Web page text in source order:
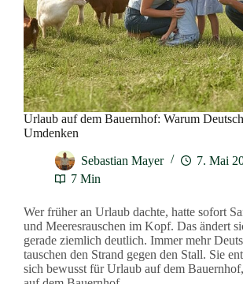
Urlaub auf dem Bauernhof: Warum
Umdenken
Sebastian Mayer
7. Mai
7 Min
Wer früher an Urlaub dachte, hatte sofort
und Meeresrauschen im Kopf. Das ändert
gerade ziemlich deutlich. Immer mehr
tauschen den Strand gegen den Stall. Sie
sich bewusst für Urlaub auf dem